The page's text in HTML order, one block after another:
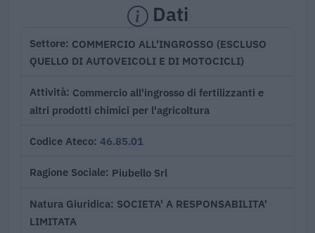
Dati
Settore COMMERCIO ALL'INGROSSO (ESCLUSO
QUELLO DI AUTOVEICOLI E DI MOTOCICLI)
Attività Commercio all'ingrosso di fertilizzanti e
altri prodotti chimici per l'agricoltura
Codice Ateco 46.85.01
Ragione Sociale Piubello Srl
Natura Giuridica SOCIETA' A RESPONSABILITA'
LIMITATA